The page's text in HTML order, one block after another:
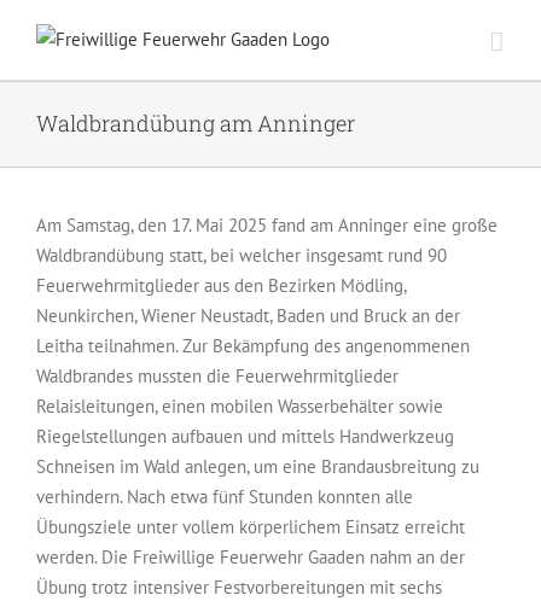
Inhalt
springen
Waldbrandübung am Anninger
Am Samstag, den 17. Mai 2025 fand am Anninger eine große
Waldbrandübung statt, bei welcher insgesamt rund 90
Feuerwehrmitglieder aus den Bezirken Mödling,
Neunkirchen, Wiener Neustadt, Baden und Bruck an der
Leitha teilnahmen. Zur Bekämpfung des angenommenen
Waldbrandes mussten die Feuerwehrmitglieder
Relaisleitungen, einen mobilen Wasserbehälter sowie
Riegelstellungen aufbauen und mittels Handwerkzeug
Schneisen im Wald anlegen, um eine Brandausbreitung zu
verhindern. Nach etwa fünf Stunden konnten alle
Übungsziele unter vollem körperlichem Einsatz erreicht
werden. Die Freiwillige Feuerwehr Gaaden nahm an der
Übung trotz intensiver Festvorbereitungen mit sechs